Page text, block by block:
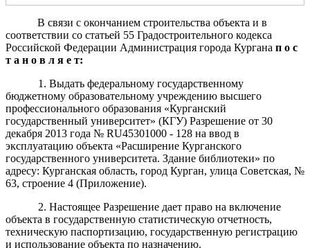
В связи с окончанием строительства объекта и в
соответствии со статьей 55 Градостроительного кодекса
Российской Федерации Администрация города Кургана п о с
т а н о в л я е т:
1. Выдать федеральному государственному
бюджетному образовательному учреждению высшего
профессионального образования «Курганский
государственный университет» (КГУ) Разрешение от 30
декабря 2013 года № RU45301000 - 128 на ввод в
эксплуатацию объекта «Расширение Курганского
государственного университета. Здание библиотеки» по
адресу: Курганская область, город Курган, улица Советская, №
63, строение 4 (Приложение).
2. Настоящее Разрешение дает право на включение
объекта в государственную статистическую отчетность,
техническую паспортизацию, государственную регистрацию
и использование объекта по назначению.